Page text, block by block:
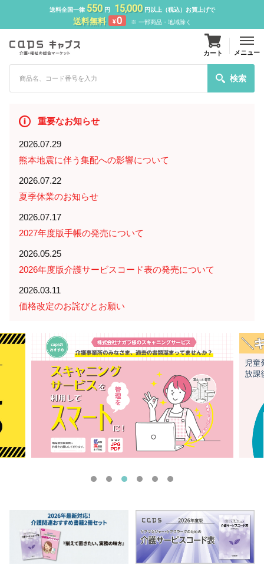
送料全国一律 550円 15,000円以上（税込）お買上げで
送料無料 ¥0 ※ 一部商品・地域除く
検索
カート メニュー
重要なお知らせ
2026.07.29
熊本地震に伴う集配への影響について
2026.07.22
夏季休業のお知らせ
2026.07.17
2027年度版手帳の発売について
2026.05.25
2026年度版介護サービスコード表の発売について
2026.03.11
価格改定のお詫びとお願い